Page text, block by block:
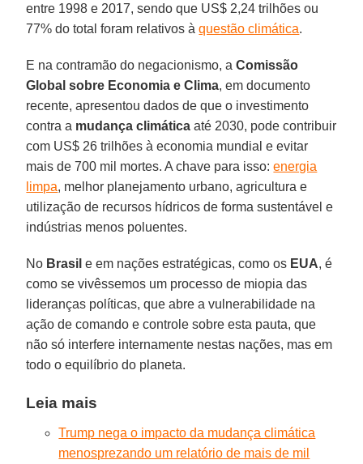
entre 1998 e 2017, sendo que US$ 2,24 trilhões ou
77% do total foram relativos àquestão climática.
E na contramão do negacionismo, aComissão
Global sobre Economia e Clima, em documento
recente, apresentou dados de que o investimento
contra a mudança climática até 2030, pode contribuir
com US$ 26 trilhões à economia mundial e evitar
mais de 700 mil mortes. A chave para isso:energia
limpa, melhor planejamento urbano, agricultura e
utilização de recursos hídricos de forma sustentável e
indústrias menos poluentes.
No Brasil e em nações estratégicas, como os EUA, é
como se vivêssemos um processo de miopia das
lideranças políticas, que abre a vulnerabilidade na
ação de comando e controle sobre esta pauta, que
não só interfere internamente nestas nações, mas em
todo o equilíbrio do planeta.
Leia mais
Trump nega o impacto da mudança climática
menosprezando um relatório de mais de mil